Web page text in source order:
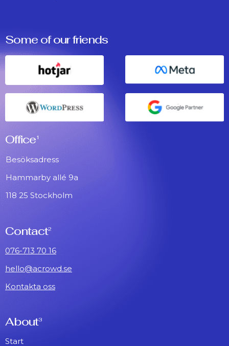
Some of our friends
Office1
Besöksadress
Hammarby allé 9a
118 25 Stockholm
Contact2
076-713 70 16
hello@acrowd.se
Kontakta oss
About3
Start